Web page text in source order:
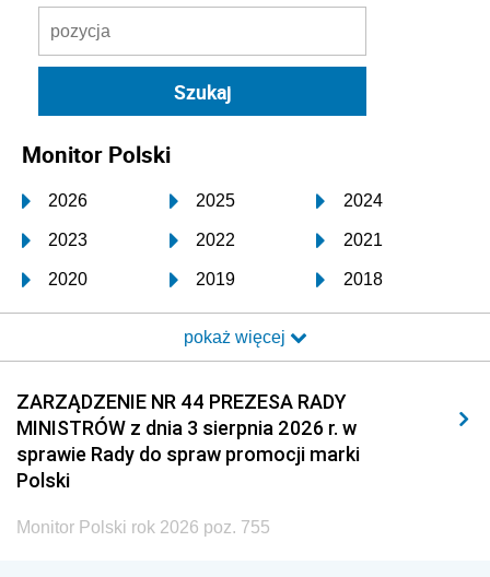
Monitor Polski
2026 2025 2024
2023 2022 2021
2020 2019 2018
2017 2016 2015
2014 2013 2012
2011 2010 2009
2008 2007 2006
2005
pokaż więcej
ZARZĄDZENIE NR 44 PREZESA RADY
MINISTRÓW z dnia 3 sierpnia 2026 r. w
sprawie Rady do spraw promocji marki
Polski
Monitor Polski rok 2026 poz. 755